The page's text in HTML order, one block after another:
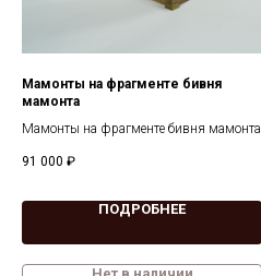
Мамонты на фрагменте бивня
мамонта
Мамонты на фрагменте бивня мамонта
91 000 ₽
ПОДРОБНЕЕ